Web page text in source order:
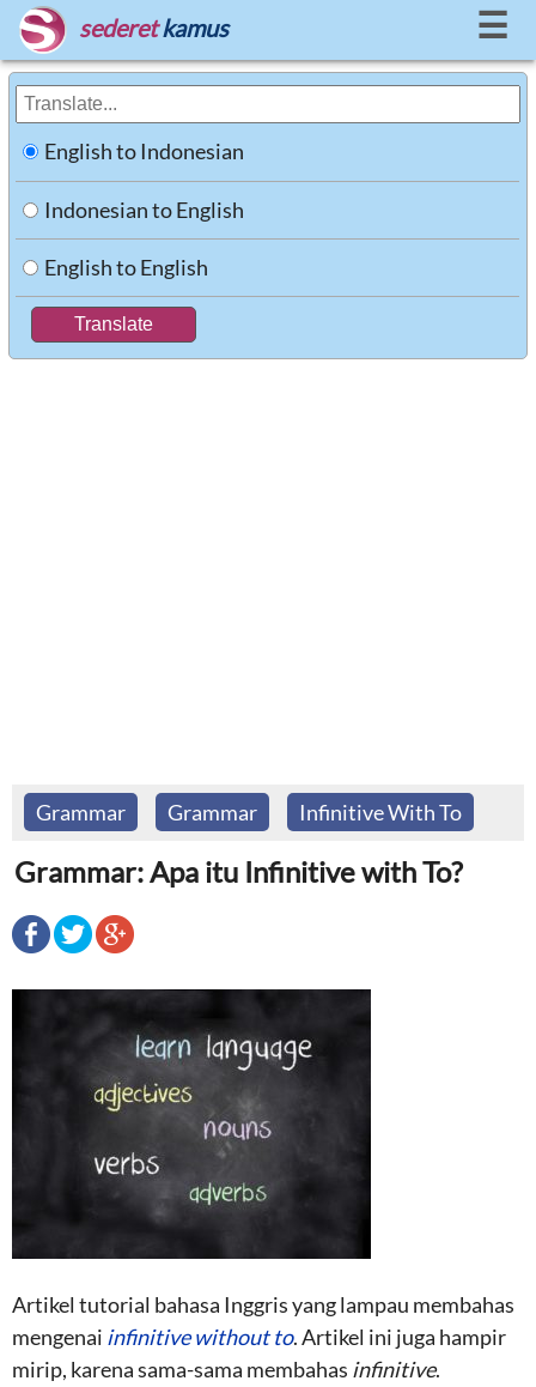
sederet kamus ☰
English to Indonesian
Indonesian to English
English to English
Grammar Grammar Infinitive With To
Grammar: Apa itu Infinitive with To?
Artikel tutorial bahasa Inggris yang lampau membahas
mengenai infinitive without to. Artikel ini juga hampir
mirip, karena sama-sama membahas infinitive.